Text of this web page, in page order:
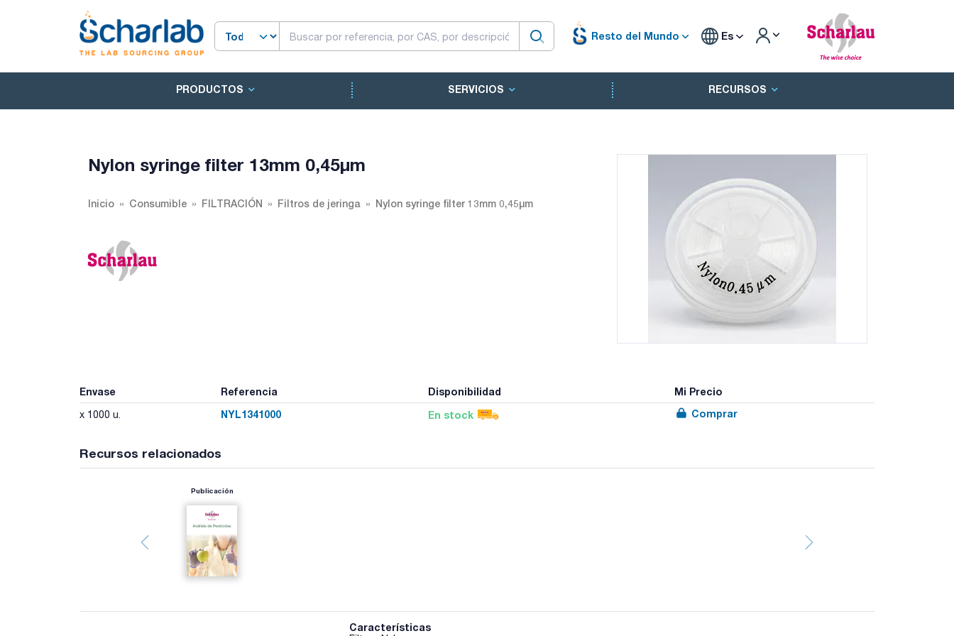
Resto del Mundo Es
PRODUCTOS SERVICIOS RECURSOS
Nylon syringe filter 13mm 0,45µm
Inicio Consumible FILTRACIÓN Filtros de jeringa Nylon syringe filter 13mm 0,45µm
Envase Referencia Disponibilidad Mi Precio
x 1000 u. NYL1341000 En stock Comprar
Recursos relacionados
Publicación
Características